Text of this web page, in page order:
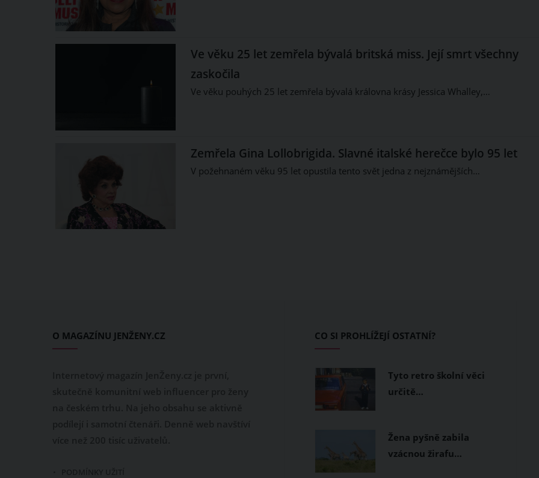
Ve věku 25 let zemřela bývalá britská miss. Její smrt všechny
zaskočila
Ve věku pouhých 25 let zemřela bývalá královna krásy Jessica Whalley,…
Zemřela Gina Lollobrigida. Slavné italské herečce bylo 95 let
V požehnaném věku 95 let opustila tento svět jedna z nejznámějších…
CO SI PROHLÍŽEJÍ OSTATNÍ?
Tyto retro školní věci
určitě…
Žena pyšně zabila
vzácnou žirafu…
O MAGAZÍNU JENŽENY.CZ